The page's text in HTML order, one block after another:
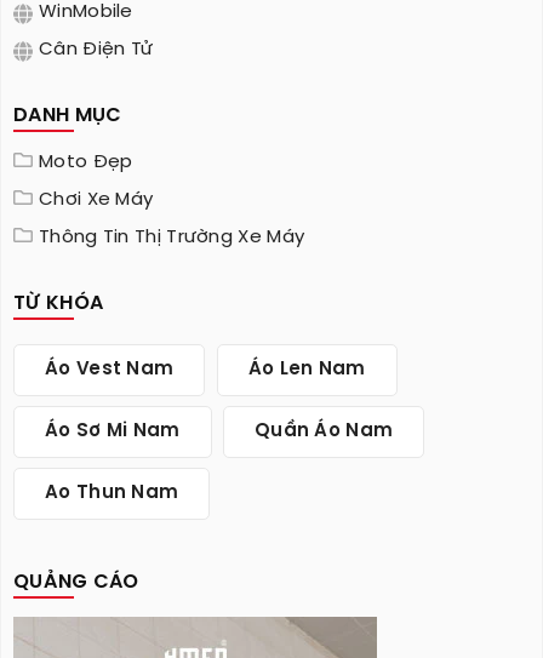
WinMobile
Cân Điện Tử
DANH MỤC
Moto Đẹp
Chơi Xe Máy
Thông Tin Thị Trường Xe Máy
TỪ KHÓA
Áo Vest Nam Áo Len Nam
Áo Sơ Mi Nam Quần Áo Nam
Ao Thun Nam
QUẢNG CÁO